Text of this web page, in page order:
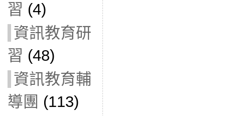
習 (4)
資訊教育研
習 (48)
資訊教育輔
導團 (113)